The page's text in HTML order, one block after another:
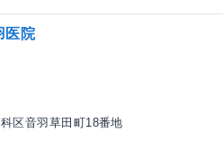
医院
区音羽草田町18番地